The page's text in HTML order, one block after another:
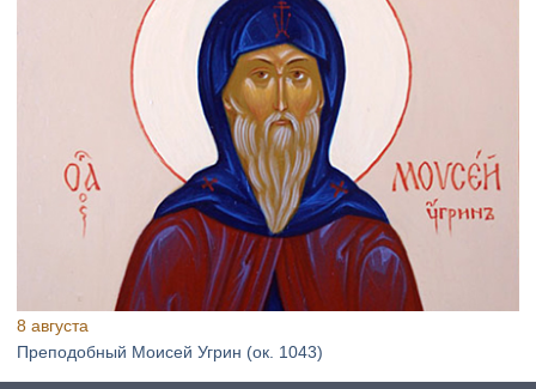
8 августа
Преподобный Моисей Угрин (ок. 1043)